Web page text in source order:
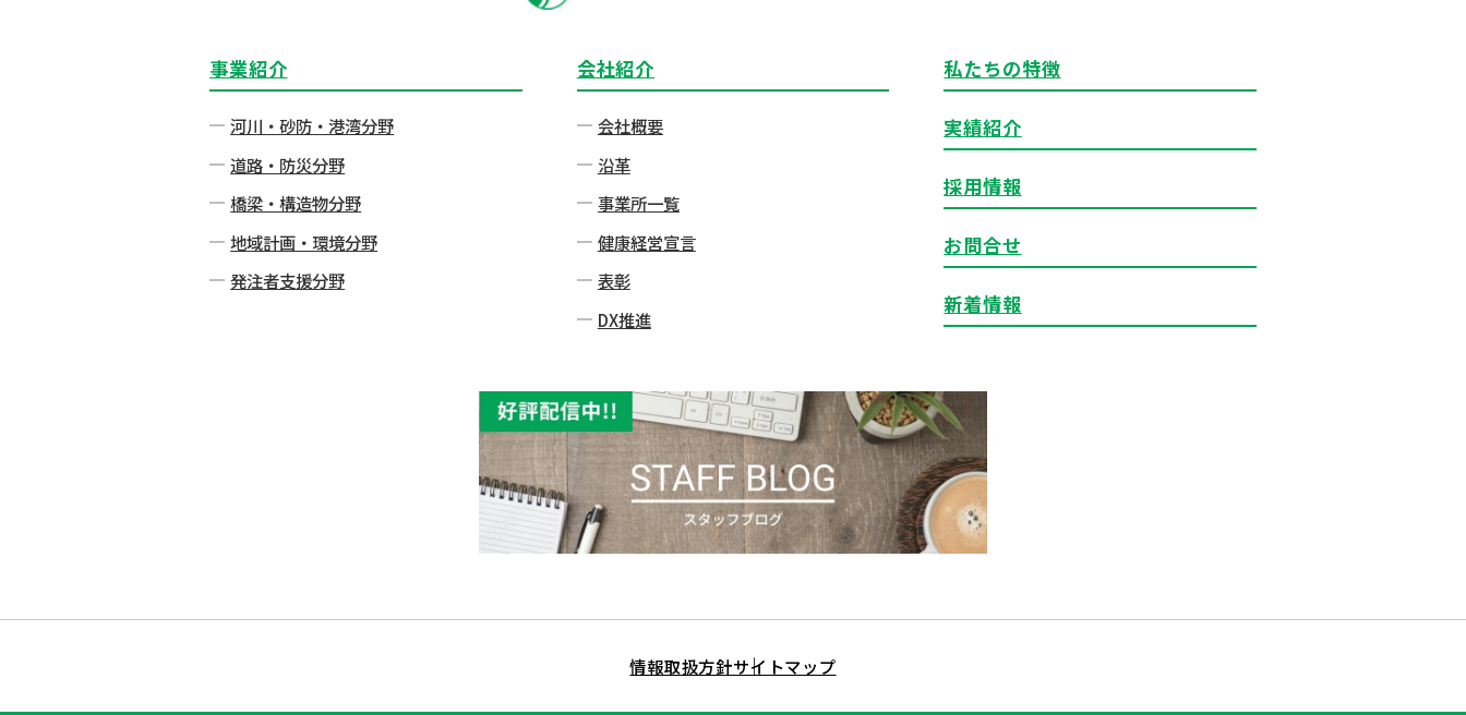
事業紹介
河川・砂防・港湾分野
道路・防災分野
橋梁・構造物分野
地域計画・環境分野
発注者⽀援分野
会社紹介
会社概要
沿革
事業所一覧
健康経営宣言
表彰
DX推進
私たちの特徴
実績紹介
採用情報
お問合せ
新着情報
情報取扱方針サイトマップ